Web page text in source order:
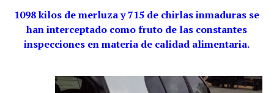
1098 kilos de merluza y 715 de chirlas inmaduras se
han interceptado como fruto de las constantes
inspecciones en materia de calidad alimentaria.